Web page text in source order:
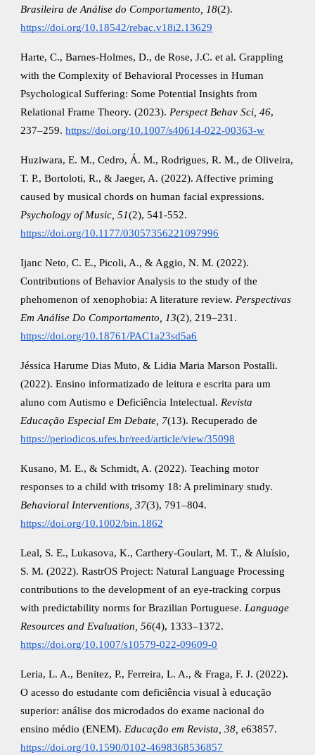
Brasileira de Análise do Comportamento, 18(2).
https://doi.org/10.18542/rebac.v18i2.13629
Harte, C., Barnes-Holmes, D., de Rose, J.C. et al. Grappling
with the Complexity of Behavioral Processes in Human
Psychological Suffering: Some Potential Insights from
Relational Frame Theory. (2023). Perspect Behav Sci, 46,
237–259. https://doi.org/10.1007/s40614-022-00363-w
Huziwara, E. M., Cedro, Á. M., Rodrigues, R. M., de Oliveira,
T. P., Bortoloti, R., & Jaeger, A. (2022). Affective priming
caused by musical chords on human facial expressions.
Psychology of Music, 51(2), 541-552.
https://doi.org/10.1177/03057356221097996
Ijanc Neto, C. E., Picoli, A., & Aggio, N. M. (2022).
Contributions of Behavior Analysis to the study of the
phehomenon of xenophobia: A literature review. Perspectivas
Em Análise Do Comportamento, 13(2), 219–231.
https://doi.org/10.18761/PAC1a23sd5a6
Jéssica Harume Dias Muto, & Lidia Maria Marson Postalli.
(2022). Ensino informatizado de leitura e escrita para um
aluno com Autismo e Deficiência Intelectual. Revista
Educação Especial Em Debate, 7(13). Recuperado de
https://periodicos.ufes.br/reed/article/view/35098
Kusano, M. E., & Schmidt, A. (2022). Teaching motor
responses to a child with trisomy 18: A preliminary study.
Behavioral Interventions, 37(3), 791–804.
https://doi.org/10.1002/bin.1862
Leal, S. E., Lukasova, K., Carthery-Goulart, M. T., & Aluísio,
S. M. (2022). RastrOS Project: Natural Language Processing
contributions to the development of an eye-tracking corpus
with predictability norms for Brazilian Portuguese. Language
Resources and Evaluation, 56(4), 1333–1372.
https://doi.org/10.1007/s10579-022-09609-0
Leria, L. A., Benitez, P., Ferreira, L. A., & Fraga, F. J. (2022).
O acesso do estudante com deficiência visual à educação
superior: análise dos microdados do exame nacional do
ensino médio (ENEM). Educação em Revista, 38, e63857.
https://doi.org/10.1590/0102-4698368536857